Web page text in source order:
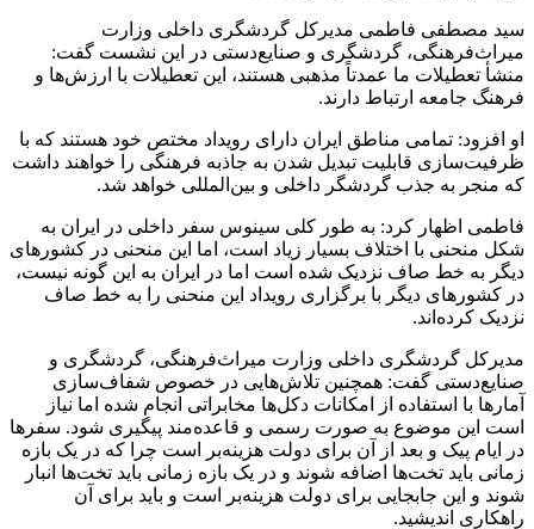
سید مصطفی فاطمی مدیرکل گردشگری داخلی وزارت
میراث‌فرهنگی، گردشگری و صنایع‌دستی در این نشست گفت:
منشأ تعطیلات ما عمدتاً مذهبی هستند، این تعطیلات با ارزش‌ها و
فرهنگ جامعه ارتباط دارند.
او افزود: تمامی مناطق ایران دارای رویداد مختص خود هستند که با
ظرفیت‌سازی قابلیت تبدیل شدن به جاذبه فرهنگی را خواهند داشت
که منجر به جذب گردشگر داخلی و بین‌المللی خواهد شد.
فاطمی اظهار کرد: به طور کلی سینوس سفر داخلی در ایران به
شکل منحنی با اختلاف بسیار زیاد است، اما این منحنی در کشورهای
دیگر به خط صاف نزدیک شده است اما در ایران به این گونه نیست،
در کشورهای دیگر با برگزاری رویداد این منحنی را به خط صاف
نزدیک کرده‌اند.
مدیرکل گردشگری داخلی وزارت میراث‌فرهنگی، گردشگری و
صنایع‌دستی گفت: همچنین تلاش‌هایی در خصوص شفاف‌سازی
آمارها با استفاده از امکانات دکل‌ها مخابراتی انجام شده اما نیاز
است این موضوع به صورت رسمی و قاعده‌مند پیگیری شود. سفرها
در ایام پیک و بعد از آن برای دولت هزینه‌بر است چرا که در یک بازه
زمانی باید تخت‌ها اضافه شوند و در یک بازه زمانی باید تخت‌ها انبار
شوند و این جابجایی برای دولت هزینه‌بر است و باید برای آن
راهکاری اندیشید.